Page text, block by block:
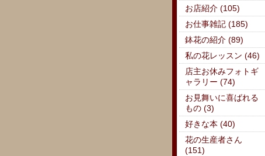
お店紹介 (105)
お仕事雑記 (185)
鉢花の紹介 (89)
私の花レッスン (46)
店主お休みフォトギ
ャラリー (74)
お見舞いに喜ばれる
もの (3)
好きな本 (40)
花の生産者さん
(151)